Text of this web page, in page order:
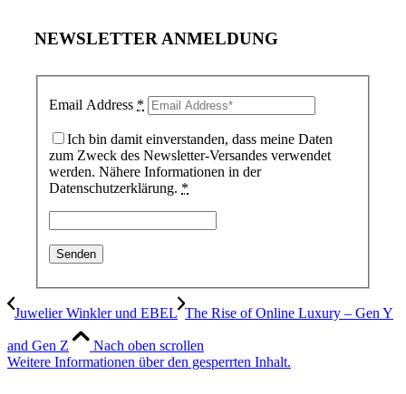
NEWSLETTER ANMELDUNG
Email Address *
Ich bin damit einverstanden, dass meine Daten
zum Zweck des Newsletter-Versandes verwendet
werden. Nähere Informationen in der
Datenschutzerklärung. *
Juwelier Winkler und EBEL The Rise of Online Luxury – Gen Y
and Gen Z
Nach oben scrollen
Weitere Informationen über den gesperrten Inhalt.